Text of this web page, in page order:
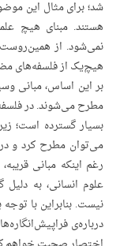
شد؛ برای مثال این‌
هستند. مبنای هیچ
نمی‌شود. از همین‌روست
هیچ‌یک از فلسفه‌های
بر این اساس، مبانی
مطرح می‌شوند. در
بسیار گسترده است؛
می‌توان مطرح کرد و در
رغم اینکه مبانی
علوم انسانی، به
نیست. بنابراین با
درباره‌ی